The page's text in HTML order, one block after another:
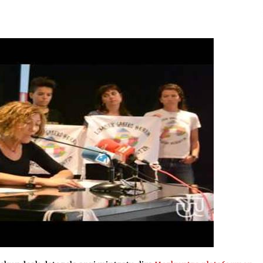
SOINUGELA: Paul McCartney eta
Ringo Starr-en lan berriak
2026/07/03